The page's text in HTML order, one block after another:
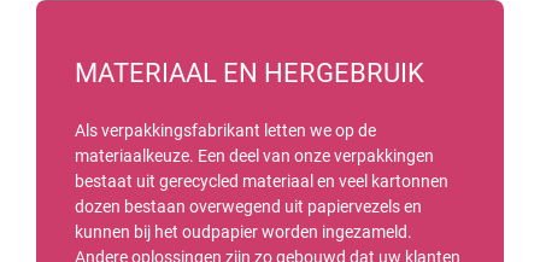
MATERIAAL EN HERGEBRUIK
Als verpakkingsfabrikant letten we op de
materiaalkeuze. Een deel van onze verpakkingen
bestaat uit gerecycled materiaal en veel kartonnen
dozen bestaan overwegend uit papiervezels en
kunnen bij het oudpapier worden ingezameld.
Andere oplossingen zijn zo gebouwd dat uw klanten